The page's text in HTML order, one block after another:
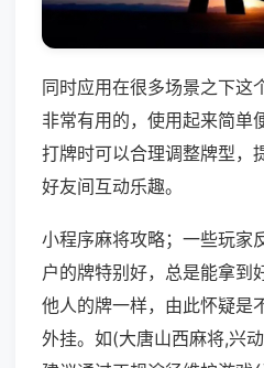
同时应用在很多场景之下这
非常有用的，使用起来简单
打牌时可以合理调整牌型，
好友间互动乐趣。
小程序麻将攻略；一些玩家
户的牌特别好，总是能拿到
他人的牌一样，由此怀疑是
外挂。如(大唐山西麻将,兴